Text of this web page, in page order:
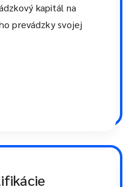
kapitál na
prevádzky svojej